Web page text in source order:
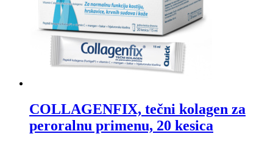
COLLAGENFIX, tečni kolagen za
peroralnu primenu, 20 kesica